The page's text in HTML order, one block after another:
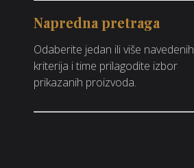
Napredna pretraga
Odaberite jedan ili više navedenih
kriterija i time prilagodite izbor
prikazanih proizvoda.